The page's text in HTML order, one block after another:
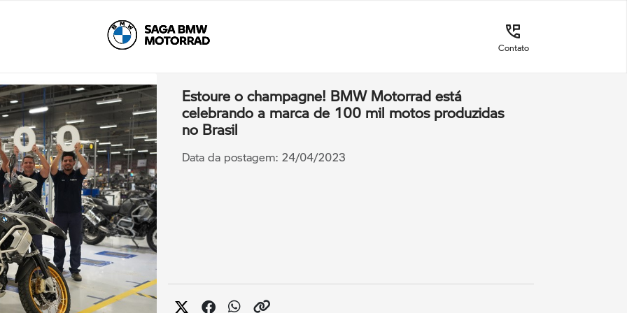
Contato
Estoure o champagne! BMW Motorrad está
celebrando a marca de 100 mil motos produzidas
no Brasil
Data da postagem: 24/04/2023